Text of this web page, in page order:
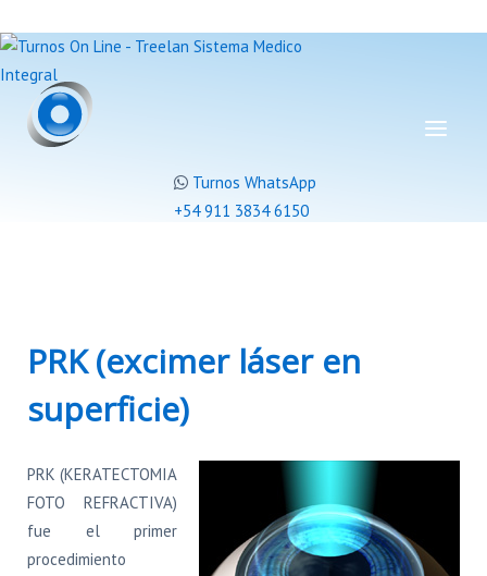
Turnos WhatsApp
+54 911 3834 6150
PRK (excimer láser en
superficie)
PRK (KERATECTOMIA
FOTO REFRACTIVA)
fue el primer
procedimiento